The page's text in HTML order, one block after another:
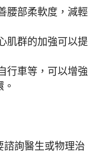
腰部柔軟度，減輕
肌群的加強可以提
行車等，可以增強
諮詢醫生或物理治